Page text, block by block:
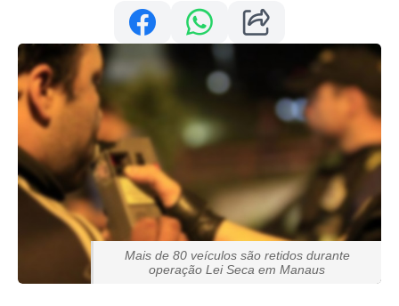
Mais de 80 veículos são retidos durante
operação Lei Seca em Manaus